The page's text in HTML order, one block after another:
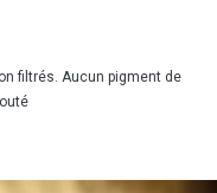
filtrés. Aucun pigment de